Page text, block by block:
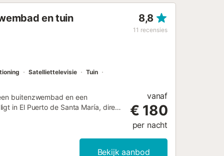
en tuin 8,8
11 recensies
Satelliettelevisie
Tuin
buitenzwembad en een
in El Puerto de Santa María, direct
heeft airconditioning en wifi.
beschikbaar. De woning bevindt
vanaf
€ 180
per nacht
Bekijk aanbod